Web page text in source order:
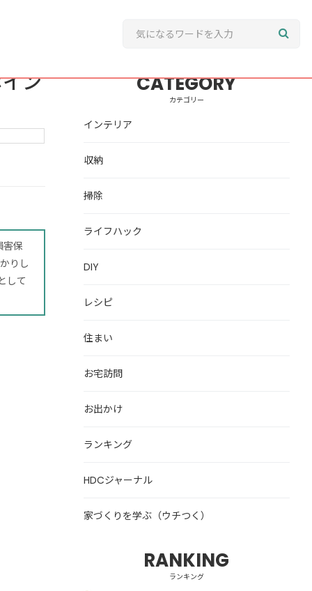
ン
害保
りし
して
CATEGORY
カテゴリー
インテリア
収納
掃除
ライフハック
DIY
レシピ
住まい
お宅訪問
お出かけ
ランキング
HDCジャーナル
家づくりを学ぶ（ウチつく）
RANKING
ランキング
床の間をおしゃれ